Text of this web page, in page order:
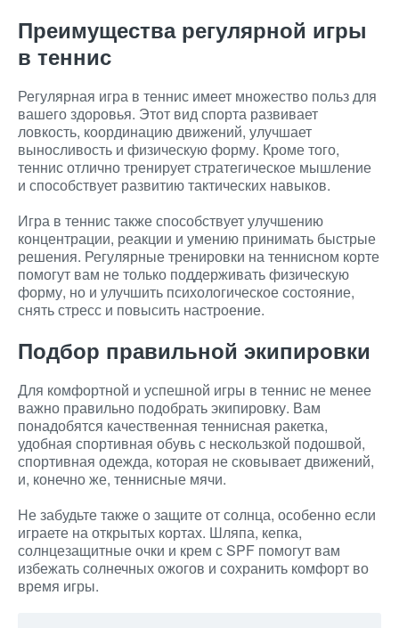
Преимущества регулярной игры
в теннис
Регулярная игра в теннис имеет множество польз для
вашего здоровья. Этот вид спорта развивает
ловкость, координацию движений, улучшает
выносливость и физическую форму. Кроме того,
теннис отлично тренирует стратегическое мышление
и способствует развитию тактических навыков.
Игра в теннис также способствует улучшению
концентрации, реакции и умению принимать быстрые
решения. Регулярные тренировки на теннисном корте
помогут вам не только поддерживать физическую
форму, но и улучшить психологическое состояние,
снять стресс и повысить настроение.
Подбор правильной экипировки
Для комфортной и успешной игры в теннис не менее
важно правильно подобрать экипировку. Вам
понадобятся качественная теннисная ракетка,
удобная спортивная обувь с нескользкой подошвой,
спортивная одежда, которая не сковывает движений,
и, конечно же, теннисные мячи.
Не забудьте также о защите от солнца, особенно если
играете на открытых кортах. Шляпа, кепка,
солнцезащитные очки и крем с SPF помогут вам
избежать солнечных ожогов и сохранить комфорт во
время игры.